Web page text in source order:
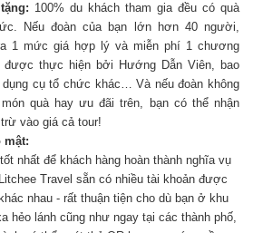
100% du khách tham gia đều có quà
Nếu đoàn của bạn lớn hơn 40 người,
1 mức giá hợp lý và miễn phí 1 chương
được thực hiện bởi Hướng Dẫn Viên, bao
cụ tổ chức khác… Và nếu đoàn không
quà hay ưu đãi trên, bạn có thể nhận
vào giá cả tour!
mật:
nhất để khách hàng hoàn thành nghĩa vụ
Travel sẵn có nhiều tài khoản được
nhau - rất thuận tiện cho dù bạn ở khu
hẻo lánh cũng như ngay tại các thành phố,